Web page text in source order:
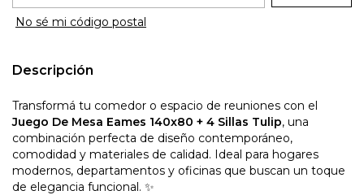
No sé mi código postal
Descripción
Transformá tu comedor o espacio de reuniones con el
Juego De Mesa Eames 140x80 + 4 Sillas Tulip, una
combinación perfecta de diseño contemporáneo,
comodidad y materiales de calidad. Ideal para hogares
modernos, departamentos y oficinas que buscan un toque
de elegancia funcional. ✨